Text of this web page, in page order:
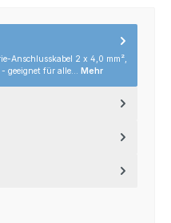
Anschlusskabel 2 x 4,0 mm²,
- geeignet für alle… Mehr